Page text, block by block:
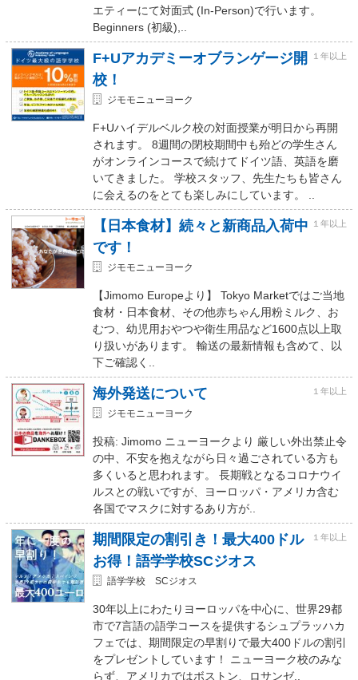
エティーにて対面式 (In-Person)で行います。
Beginners (初級),..
F+Uアカデミーオブランゲージ開
校！
１年以上
ジモモニューヨーク
F+Uハイデルベルク校の対面授業が明日から再開
されます。 8週間の閉校期間中も殆どの学生さん
がオンラインコースで続けてドイツ語、英語を磨
いてきました。 学校スタッフ、先生たちも皆さん
に会えるのをとても楽しみにしています。 ..
【日本食材】続々と新商品入荷中
です！
１年以上
ジモモニューヨーク
【Jimomo Europeより】 Tokyo Marketではご当地
食材・日本食材、その他赤ちゃん用粉ミルク、お
むつ、幼児用おやつや衛生用品など1600点以上取
り扱いがあります。 輸送の最新情報も含めて、以
下ご確認く..
海外発送について １年以上
ジモモニューヨーク
投稿: Jimomo ニューヨークより 厳しい外出禁止令
の中、不安を抱えながら日々過ごされている方も
多くいると思われます。 長期戦となるコロナウイ
ルスとの戦いですが、ヨーロッパ・アメリカ含む
各国でマスクに対するあり方が..
期間限定の割引き！最大400ドル
お得！語学学校SCジオス
１年以上
語学学校 SCジオス
30年以上にわたりヨーロッパを中心に、世界29都
市で7言語の語学コースを提供するシュプラッハカ
フェでは、期間限定の早割りで最大400ドルの割引
をプレゼントしています！ ニューヨーク校のみな
らず、アメリカではボストン、ロサンゼ..